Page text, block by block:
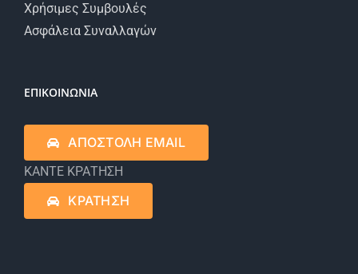
Χρήσιμες Συμβουλές
Ασφάλεια Συναλλαγών
ΕΠΙΚΟΙΝΩΝΙΑ
ΑΠΟΣΤΟΛΗ EMAIL
ΚΑΝΤΕ ΚΡΑΤΗΣΗ
ΚΡΑΤΗΣΗ